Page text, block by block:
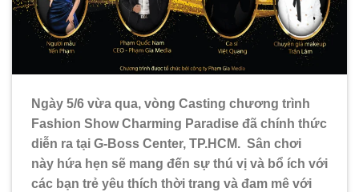
Ngày 5/6 vừa qua, vòng Casting chương trình
Fashion Show Charming Paradise đã chính thức
diễn ra tại G-Boss Center, TP.HCM. Sân chơi
này hứa hẹn sẽ mang đến sự thú vị và bổ ích với
các bạn trẻ yêu thích thời trang và đam mê với